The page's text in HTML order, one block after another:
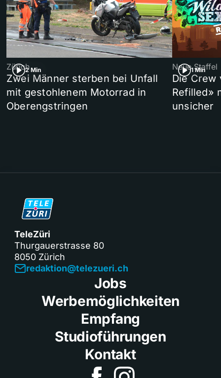
2 Min
Zürich
Zwei Männer sterben bei Unfall
mit gestohlenem Motorrad in
Oberengstringen
1 Min
Neue Staffel
Die Crew
Refilled»
unsicher
TeleZüri
Thurgauerstrasse 80
8050 Zürich
redaktion@telezueri.ch
Jobs
Werbemöglichkeiten
Empfang
Studioführungen
Kontakt